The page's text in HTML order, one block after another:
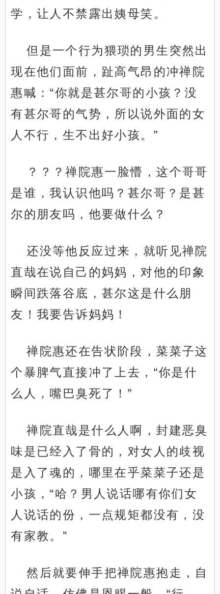
学，让人不禁露出姨母笑。
但是一个行为猥琐的男生突然出
现在他们面前，趾高气昂的冲禅院
惠喊：“你就是甚尔哥的小孩？没
有甚尔哥的气势，所以说外面的女
人不行，生不出好小孩。”
？？？禅院惠一脸懵，这个哥哥
是谁，我认识他吗？甚尔哥？是甚
尔的朋友吗，他要做什么？
还没等他反应过来，就听见禅院
直哉在说自己的妈妈，对他的印象
瞬间跌落谷底，甚尔这是什么朋
友！我要告诉妈妈！
禅院惠还在告状阶段，菜菜子这
个暴脾气直接冲了上去，“你是什
么人，嘴巴臭死了！”
禅院直哉是什么人啊，封建恶臭
味是已经入了骨的，对女人的歧视
是入了魂的，哪里在乎菜菜子还是
小孩，“哈？男人说话哪有你们女
人说话的份，一点规矩都没有，没
有家教。”
然后就要伸手把禅院惠抱走，自